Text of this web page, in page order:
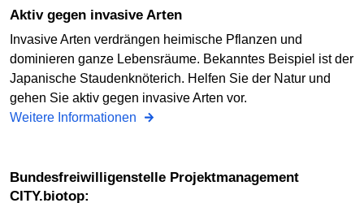
Aktiv gegen invasive Arten
Invasive Arten verdrängen heimische Pflanzen und
dominieren ganze Lebensräume. Bekanntes Beispiel ist der
Japanische Staudenknöterich. Helfen Sie der Natur und
gehen Sie aktiv gegen invasive Arten vor.
Weitere Informationen
Bundesfreiwilligenstelle Projektmanagement
CITY.biotop: